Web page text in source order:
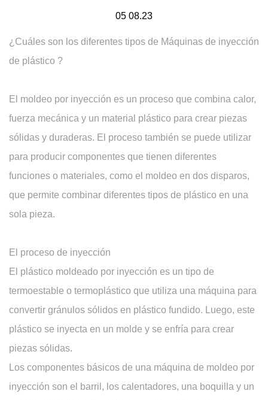
05 08.23
¿Cuáles son los diferentes tipos de Máquinas de inyección
de plástico ?
El moldeo por inyección es un proceso que combina calor,
fuerza mecánica y un material plástico para crear piezas
sólidas y duraderas. El proceso también se puede utilizar
para producir componentes que tienen diferentes
funciones o materiales, como el moldeo en dos disparos,
que permite combinar diferentes tipos de plástico en una
sola pieza.
El proceso de inyección
El plástico moldeado por inyección es un tipo de
termoestable o termoplástico que utiliza una máquina para
convertir gránulos sólidos en plástico fundido. Luego, este
plástico se inyecta en un molde y se enfría para crear
piezas sólidas.
Los componentes básicos de una máquina de moldeo por
inyección son el barril, los calentadores, una boquilla y un